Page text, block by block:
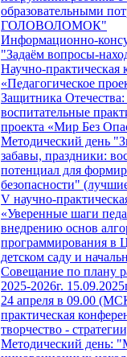
образовательными
ГОЛОВОЛОМОК"
Информационно-
"Задаём вопросы-
Научно-практическая
«Педагогическое
Защитника
воспитательные
проекта «Мир Без
Методический день
забавы, праздники:
потенциал для
безопасности"
V научно-
«Уверенные шаги
внедрению основ
программирования
детском саду и
Совещание по плану
2025-2026г.
24 апреля в 09.00
практическая
творчество -
Методический день: